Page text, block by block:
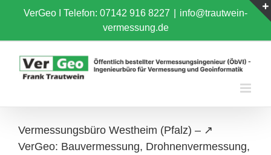
content
VerGeo I Telefon: 07142 916 8227
info@trautwein-
vermessung.de
Vermessungsbüro Westheim (Pfalz) – ↗️
VerGeo: Bauvermessung, Drohnenvermessung,